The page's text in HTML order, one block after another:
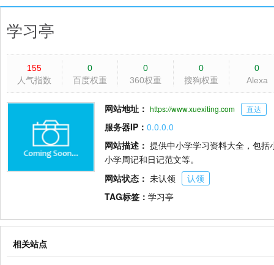
学习亭
155
人气指数
0
百度权重
0
360权重
0
搜狗权重
0
Alexa
网站地址： https://www.xuexiting.com 直达
服务器IP： 0.0.0.0
网站描述： 提供中小学学习资料大全，包
小学周记和日记范文等。
网站状态： 未认领
认领
TAG标签： 学习亭
相关站点